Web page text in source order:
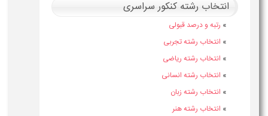
انتخاب رشته کنکور سراسری
» رتبه و درصد قبولی
» انتخاب رشته تجربی
» انتخاب رشته ریاضی
» انتخاب رشته انسانی
» انتخاب رشته زبان
» انتخاب رشته هنر